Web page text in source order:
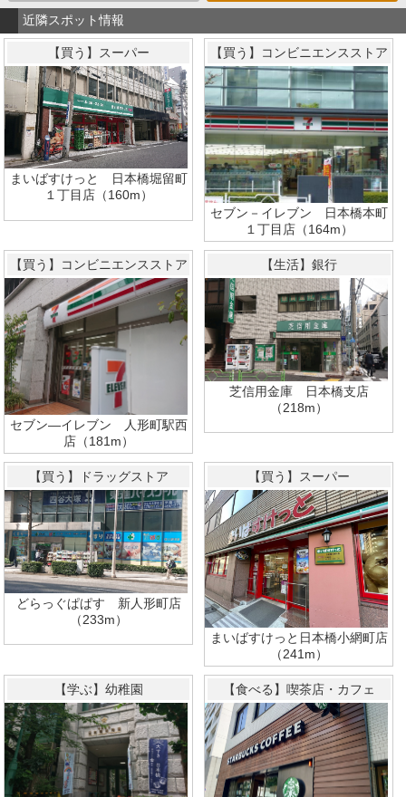
近隣スポット情報
【買う】スーパー
まいばすけっと 日本橋堀留町
１丁目店（160m）
【買う】コンビニエンスストア
セブン－イレブン 日本橋本町
１丁目店（164m）
【買う】コンビニエンスストア
セブン―イレブン 人形町駅西
店（181m）
【生活】銀行
芝信用金庫 日本橋支店
（218m）
【買う】ドラッグストア
どらっぐぱぱす 新人形町店
（233m）
【買う】スーパー
まいばすけっと日本橋小網町店
（241m）
【学ぶ】幼稚園 【食べる】喫茶店・カフェ